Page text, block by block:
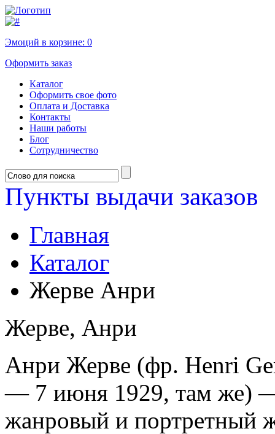
Эмоций в корзине: 0
Оформить заказ
Каталог
Оформить свое фото
Оплата и Доставка
Контакты
Наши работы
Блог
Сотрудничество
Пункты выдачи заказов
Главная
Каталог
Жерве Анри
Жерве, Анри
Анри Жерве (фр. Henri
— 7 июня 1929, там же) —
жанровый и портретный